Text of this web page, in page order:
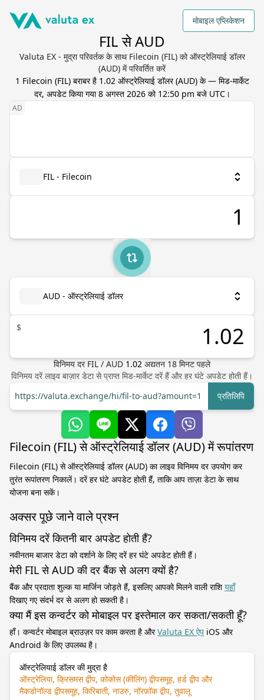
मोबाइल एप्लिकेशन
FIL से AUD
Valuta EX - मुद्रा परिवर्तक के साथ Filecoin (FIL) को ऑस्ट्रेलियाई डॉलर
(AUD) में परिवर्तित करें
1 Filecoin (FIL) बराबर है 1.02 ऑस्ट्रेलियाई डॉलर(AUD) के — मिड-मार्केट
दर, अपडेट किया गया8 अगस्त 2026 को 12:50 pm बजे UTC।
FIL - Filecoin
AUD - ऑस्ट्रेलियाई डॉलर
$
विनिमय दर FIL / AUD 1.02 अद्यतन 18 मिनट पहले
विनिमय दरें लाइव बाज़ार डेटा से प्राप्त मिड-मार्केट दरें हैं और हर घंटे अपडेट होती हैं।
https://valuta.exchange/hi/fil-to-aud?amount=1
प्रतिलिपि
Filecoin (FIL) से ऑस्ट्रेलियाई डॉलर (AUD) में रूपांतरण
Filecoin (FIL) से ऑस्ट्रेलियाई डॉलर (AUD) का लाइव विनिमय दर उपयोग कर
तुरंत रूपांतरण निकालें। दरें हर घंटे अपडेट होती हैं, ताकि आप ताज़ा डेटा के साथ
योजना बना सकें।
अक्सर पूछे जाने वाले प्रश्न
विनिमय दरें कितनी बार अपडेट होती हैं?
नवीनतम बाजार डेटा को दर्शाने के लिए दरें हर घंटे अपडेट होती हैं।
मेरी FIL से AUD की दर बैंक से अलग क्यों है?
बैंक और प्रदाता शुल्क या मार्जिन जोड़ते हैं, इसलिए आपको मिलने वाली राशियहाँ
दिखाए गए संदर्भ दर से अलग हो सकती है।
क्या मैं इस कन्वर्टर को मोबाइल पर इस्तेमाल कर सकता/सकती हूँ?
हाँ। कन्वर्टर मोबाइल ब्राउज़र पर काम करता है औरValuta EX ऐप iOS और
Android के लिए उपलब्ध है।
ऑस्ट्रेलियाई डॉलर की मुद्रा है
ऑस्ट्रेलिया, क्रिसमस द्वीप, कोकोस (कीलिंग) द्वीपसमूह, हर्ड द्वीप और
मैकडोनॉल्ड द्वीपसमूह, किरिबाती, नाउरु, नॉरफ़ॉक द्वीप, तुवालू